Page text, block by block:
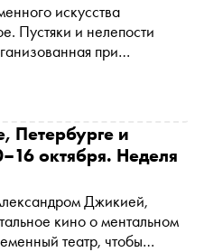
искусства
Пустяки и нелепости
при
разнообразные
выставке представлено
залы, а также
Ермолаева и его
известной своей
Петербурге и
октября. Неделя
Джикией,
кино о ментальном
театр, чтобы